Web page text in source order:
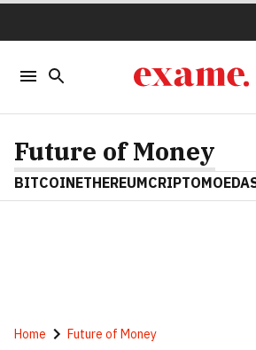
Future of Money
BITCOINETHEREUM
Home Future of Money